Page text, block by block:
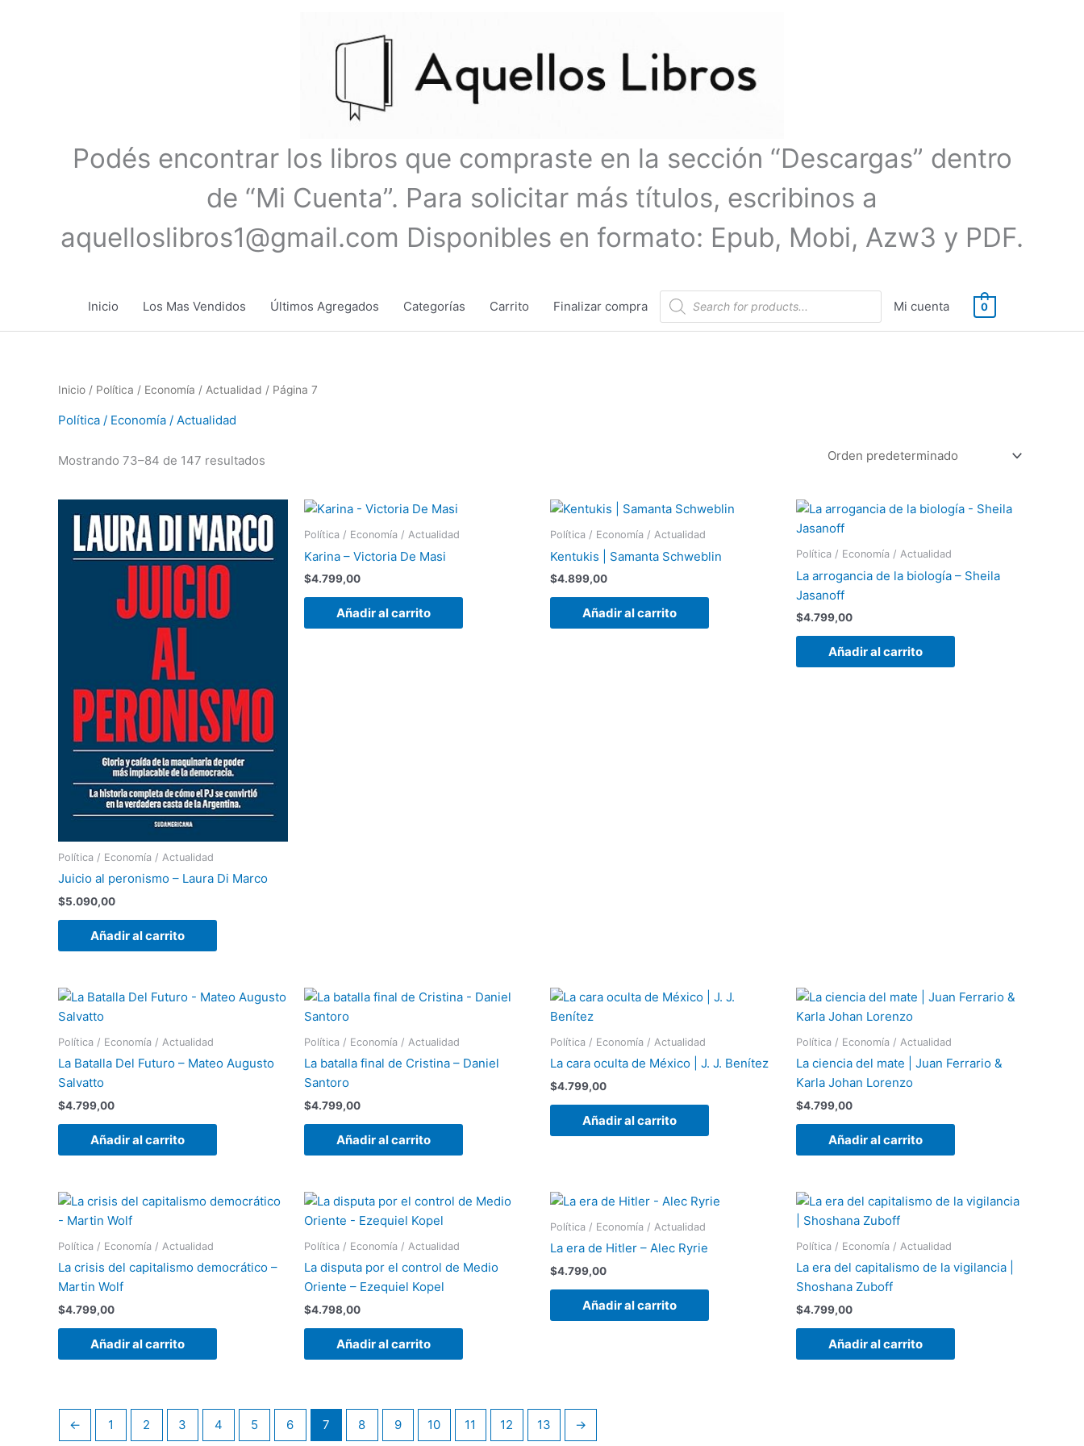
Podés encontrar los libros que compraste en la sección “Descargas” dentro
de “Mi Cuenta”. Para solicitar más títulos, escribinos a
aquelloslibros1@gmail.com Disponibles en formato: Epub, Mobi, Azw3 y PDF.
Inicio Los Mas Vendidos Últimos Agregados Categorías Carrito Finalizar compra
Búsqueda
de
productos
Mi cuenta 0
Inicio / Política / Economía / Actualidad / Página 7
Política / Economía / Actualidad
Mostrando 73–84 de 147 resultados
Política / Economía / Actualidad
Juicio al peronismo – Laura Di Marco
$5.090,00
Añadir al carrito
Política / Economía / Actualidad
Karina – Victoria De Masi
$4.799,00
Añadir al carrito
Política / Economía / Actualidad
Kentukis | Samanta Schweblin
$4.899,00
Añadir al carrito
Política / Economía / Actualidad
La arrogancia de la biología – Sheila
Jasanoff
$4.799,00
Añadir al carrito
Política / Economía / Actualidad
La Batalla Del Futuro – Mateo Augusto
Salvatto
$4.799,00
Añadir al carrito
Política / Economía / Actualidad
La batalla final de Cristina – Daniel
Santoro
$4.799,00
Añadir al carrito
Política / Economía / Actualidad
La cara oculta de México | J. J. Benítez
$4.799,00
Añadir al carrito
Política / Economía / Actualidad
La ciencia del mate | Juan Ferrario &
Karla Johan Lorenzo
$4.799,00
Añadir al carrito
Política / Economía / Actualidad
La crisis del capitalismo democrático –
Martin Wolf
$4.799,00
Añadir al carrito
Política / Economía / Actualidad
La disputa por el control de Medio
Oriente – Ezequiel Kopel
$4.798,00
Añadir al carrito
Política / Economía / Actualidad
La era de Hitler – Alec Ryrie
$4.799,00
Añadir al carrito
Política / Economía / Actualidad
La era del capitalismo de la vigilancia |
Shoshana Zuboff
$4.799,00
Añadir al carrito
← 1 2 3 4 5 6 7 8 9 10 11 12 13 →